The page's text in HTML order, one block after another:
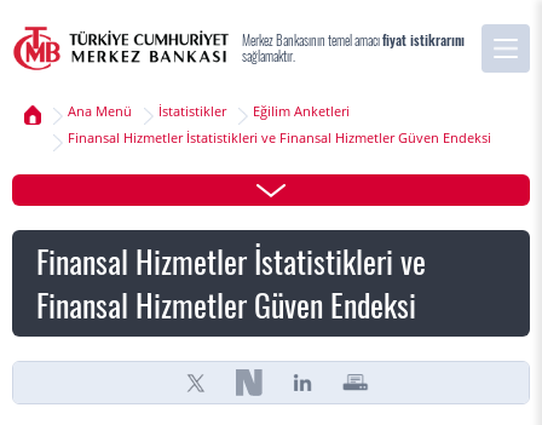
Merkez Bankasının temel amacıfiyat istikrarını
sağlamaktır.
Ana Menü İstatistikler
Eğilim Anketleri
Finansal Hizmetler İstatistikleri ve Finansal Hizmetler Güven Endeksi
Finansal Hizmetler İstatistikleri ve
Finansal Hizmetler Güven Endeksi